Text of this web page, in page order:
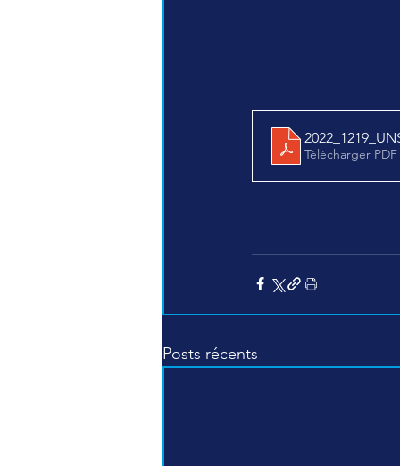
Télécharger PDF
Posts récents